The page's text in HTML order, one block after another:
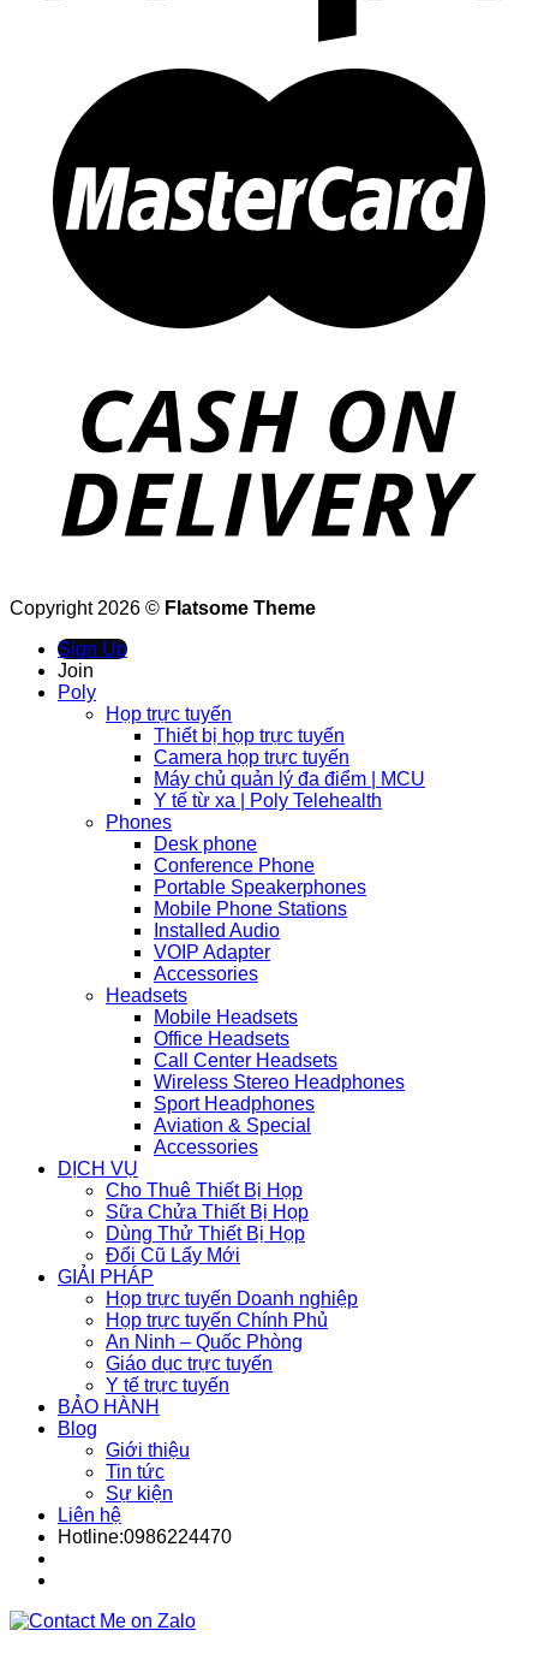
Copyright 2026 © Flatsome Theme
Sign Up
Join
Poly
Họp trực tuyến
Thiết bị họp trực tuyến
Camera họp trực tuyến
Máy chủ quản lý đa điểm | MCU
Y tế từ xa | Poly Telehealth
Phones
Desk phone
Conference Phone
Portable Speakerphones
Mobile Phone Stations
Installed Audio
VOIP Adapter
Accessories
Headsets
Mobile Headsets
Office Headsets
Call Center Headsets
Wireless Stereo Headphones
Sport Headphones
Aviation & Special
Accessories
DỊCH VỤ
Cho Thuê Thiết Bị Họp
Sữa Chửa Thiết Bị Họp
Dùng Thử Thiết Bị Họp
Đổi Cũ Lấy Mới
GIẢI PHÁP
Họp trực tuyến Doanh nghiệp
Họp trực tuyến Chính Phủ
An Ninh – Quốc Phòng
Giáo dục trực tuyến
Y tế trực tuyến
BẢO HÀNH
Blog
Giới thiệu
Tin tức
Sự kiện
Liên hệ
Hotline:0986224470